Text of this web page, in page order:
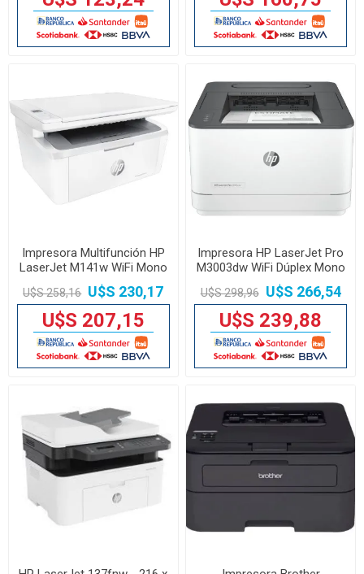
Impresora Multifunción HP
LaserJet M141w WiFi Mono
U$S 258,16 U$S 230,17
U$S 207,15
Impresora HP LaserJet Pro
M3003dw WiFi Dúplex Mono
U$S 298,96 U$S 266,54
U$S 239,88